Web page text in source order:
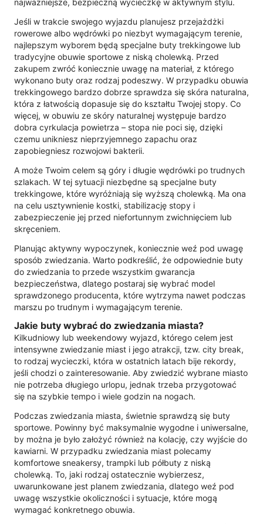
najważniejsze, bezpieczną wycieczkę w aktywnym stylu.
Jeśli w trakcie swojego wyjazdu planujesz przejażdżki
rowerowe albo wędrówki po niezbyt wymagającym terenie,
najlepszym wyborem będą specjalne buty trekkingowe lub
tradycyjne obuwie sportowe z niską cholewką. Przed
zakupem zwróć koniecznie uwagę na materiał, z którego
wykonano buty oraz rodzaj podeszwy. W przypadku obuwia
trekkingowego bardzo dobrze sprawdza się skóra naturalna,
która z łatwością dopasuje się do kształtu Twojej stopy. Co
więcej, w obuwiu ze skóry naturalnej występuje bardzo
dobra cyrkulacja powietrza – stopa nie poci się, dzięki
czemu unikniesz nieprzyjemnego zapachu oraz
zapobiegniesz rozwojowi bakterii.
A może Twoim celem są góry i długie wędrówki po trudnych
szlakach. W tej sytuacji niezbędne są specjalne buty
trekkingowe, które wyróżniają się wyższą cholewką. Ma ona
na celu usztywnienie kostki, stabilizację stopy i
zabezpieczenie jej przed niefortunnym zwichnięciem lub
skręceniem.
Planując aktywny wypoczynek, koniecznie weź pod uwagę
sposób zwiedzania. Warto podkreślić, że odpowiednie buty
do zwiedzania to przede wszystkim gwarancja
bezpieczeństwa, dlatego postaraj się wybrać model
sprawdzonego producenta, które wytrzyma nawet podczas
marszu po trudnym i wymagającym terenie.
Jakie buty wybrać do zwiedzania miasta?
Kilkudniowy lub weekendowy wyjazd, którego celem jest
intensywne zwiedzanie miast i jego atrakcji, tzw. city break,
to rodzaj wycieczki, która w ostatnich latach bije rekordy,
jeśli chodzi o zainteresowanie. Aby zwiedzić wybrane miasto
nie potrzeba długiego urlopu, jednak trzeba przygotować
się na szybkie tempo i wiele godzin na nogach.
Podczas zwiedzania miasta, świetnie sprawdzą się buty
sportowe. Powinny być maksymalnie wygodne i uniwersalne,
by można je było założyć również na kolację, czy wyjście do
kawiarni. W przypadku zwiedzania miast polecamy
komfortowe sneakersy, trampki lub półbuty z niską
cholewką. To, jaki rodzaj ostatecznie wybierzesz,
uwarunkowane jest planem zwiedzania, dlatego weź pod
uwagę wszystkie okoliczności i sytuacje, które mogą
wymagać konkretnego obuwia.